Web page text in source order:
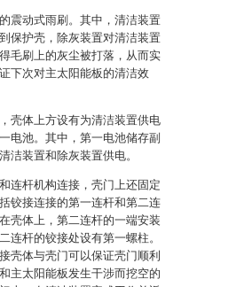
震动式雨刷。其中，清洁装置
保护壳，除灰装置对清洁装置
毛刷上的灰尘被打落，从而实
下次对主太阳能板的清洁效
壳体上方设有为清洁装置供电
电池。其中，第一电池储存副
洁装置和除灰装置供电。
连杆机构连接，壳门上还固定
铰接连接的第一连杆和第二连
壳体上，第二连杆的一端安装
连杆的铰接处设有第一螺柱。
壳体与壳门可以保证壳门顺利
主太阳能板发生干涉而挖空的